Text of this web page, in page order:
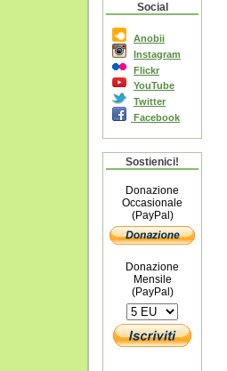
Social
Anobii
Instagram
Flickr
YouTube
Twitter
Facebook
Sostienici!
Donazione
Occasionale
(PayPal)
Donazione
Mensile
(PayPal)